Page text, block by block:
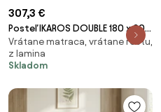
307,3 €
Posteľ IKAROS DOUBLE 180 x 200
cm, biela Rošt: S latkovým
roštom, Matrac: Matrac DELUXE
10 cm
Vrátane matraca, vrátane roštu,
z lamina
Skladom